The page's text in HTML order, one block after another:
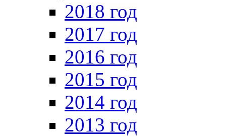
2018 год
2017 год
2016 год
2015 год
2014 год
2013 год